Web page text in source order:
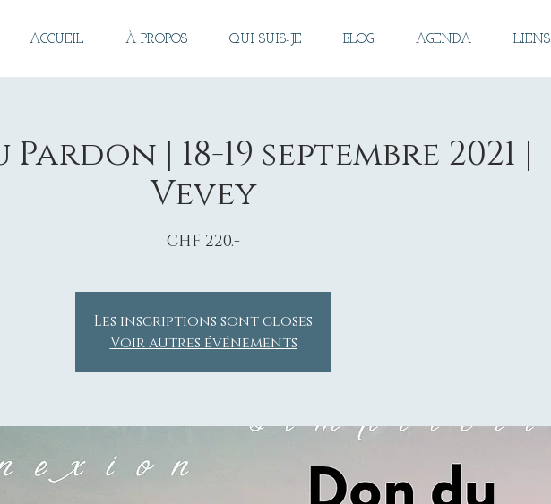
ACCUEIL À PROPOS QUI SUIS-JE BLOG AGENDA LIENS
| 18-19 septembre 2021 |
Vevey
CHF 220.-
Les inscriptions sont closes
Voir autres événements